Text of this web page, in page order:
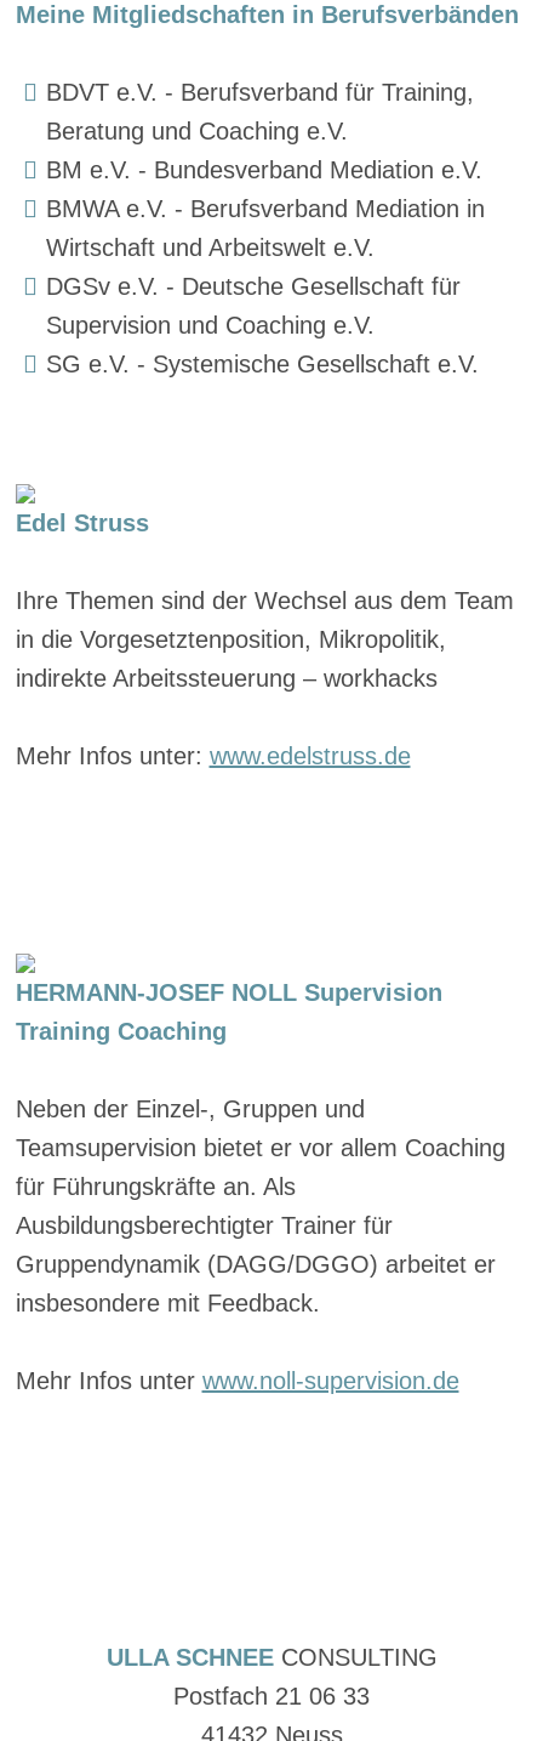
Meine Mitgliedschaften in Berufsverbänden
BDVT e.V. - Berufsverband für Training,
Beratung und Coaching e.V.
BM e.V. - Bundesverband Mediation e.V.
BMWA e.V. - Berufsverband Mediation in
Wirtschaft und Arbeitswelt e.V.
DGSv e.V. - Deutsche Gesellschaft für
Supervision und Coaching e.V.
SG e.V. - Systemische Gesellschaft e.V.
Edel Struss
Ihre Themen sind der Wechsel aus dem Team
in die Vorgesetztenposition, Mikropolitik,
indirekte Arbeitssteuerung – workhacks
Mehr Infos unter: www.edelstruss.de
HERMANN-JOSEF NOLL Supervision
Training Coaching
Neben der Einzel-, Gruppen und
Teamsupervision bietet er vor allem Coaching
für Führungskräfte an. Als
Ausbildungsberechtigter Trainer für
Gruppendynamik (DAGG/DGGO) arbeitet er
insbesondere mit Feedback.
Mehr Infos unter www.noll-supervision.de
ULLA SCHNEE CONSULTING
Postfach 21 06 33
41432 Neuss